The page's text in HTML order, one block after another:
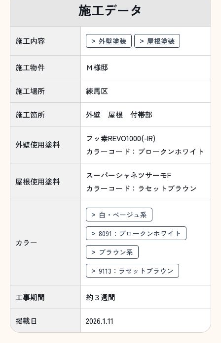
施工データ
施工内容 外壁塗装 屋根塗装
施工物件 Ｍ様邸
施工場所 練馬区
施工箇所 外壁 屋根 付帯部
外壁使用塗料
フッ素REVO1000(-IR)
カラーコード：ブロークンホワイト
屋根使用塗料
スーパーシャネツサーモF
カラーコード：ラセットブラウン
カラー
白・ベージュ系
8091：ブロークンホワイト
ブラウン系
9113：ラセットブラウン
工事期間 約３週間
掲載日 2026.1.11